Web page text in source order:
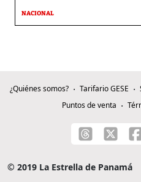
NACIONAL
¿Quiénes somos? Tarifario GESE
Puntos de venta
© 2019 La Estrella de Panamá